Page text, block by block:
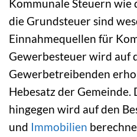
Kommunale Steuern wie
die Grundsteuer sind
Einnahmequellen für
Gewerbesteuer wird auf
Gewerbetreibenden
Hebesatz der
hingegen wird auf den
und Immobilien